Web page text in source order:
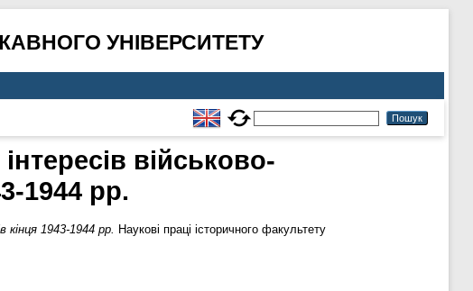
УНІВЕРСИТЕТУ
військово-
1944 рр.
кінця 1943-1944 рр. Наукові праці історичного факультету